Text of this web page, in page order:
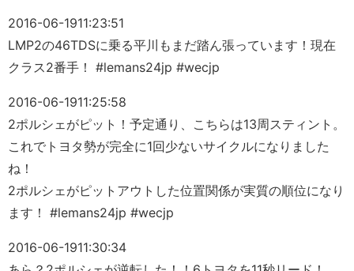
2016-06-1911:23:51
LMP2の46TDSに乗る平川もまだ踏ん張っています！現在
クラス2番手！ #lemans24jp #wecjp
2016-06-1911:25:58
2ポルシェがピット！予定通り、こちらは13周スティント。
これでトヨタ勢が完全に1回少ないサイクルになりました
ね！
2ポルシェがピットアウトした位置関係が実質の順位になり
ます！ #lemans24jp #wecjp
2016-06-1911:30:34